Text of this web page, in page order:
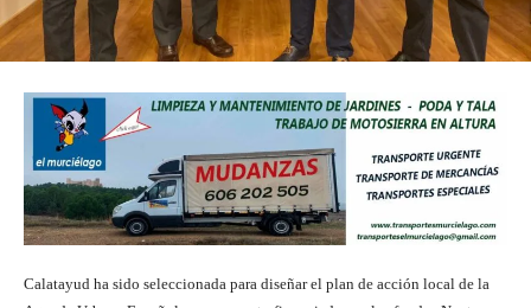
Calatayud ha sido seleccionada para diseñar el plan de acción local de la